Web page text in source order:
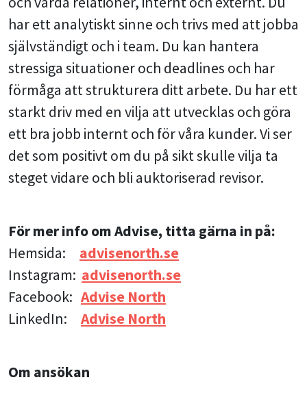
har ett analytiskt sinne och trivs med att jobba
självständigt och i team. Du kan hantera
stressiga situationer och deadlines och har
förmåga att strukturera ditt arbete. Du har ett
starkt driv med en vilja att utvecklas och göra
ett bra jobb internt och för våra kunder. Vi ser
det som positivt om du på sikt skulle vilja ta
steget vidare och bli auktoriserad revisor.
För mer info om Advise, titta gärna in på:
Hemsida: advisenorth.se
Instagram: advisenorth.se
Facebook: Advise North
LinkedIn: Advise North
Om ansökan